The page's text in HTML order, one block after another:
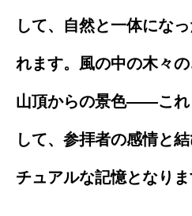
して、自然と一体にな
れます。風の中の木々の
山頂からの景色――これ
して、参拝者の感情と
チュアルな記憶となりま